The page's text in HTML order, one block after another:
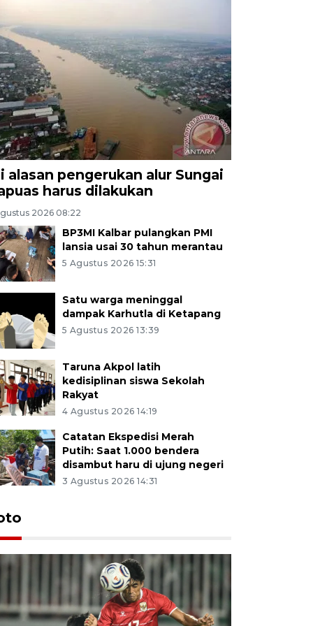
alasan pengerukan alur Sungai
harus dilakukan
2026 08:22
BP3MI Kalbar pulangkan PMI
lansia usai 30 tahun merantau
5 Agustus 2026 15:31
Satu warga meninggal
dampak Karhutla di Ketapang
5 Agustus 2026 13:39
Taruna Akpol latih
kedisiplinan siswa Sekolah
Rakyat
4 Agustus 2026 14:19
Catatan Ekspedisi Merah
Putih: Saat 1.000 bendera
disambut haru di ujung negeri
3 Agustus 2026 14:31